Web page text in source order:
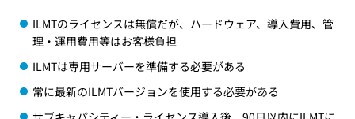
ILMTのライセンスは無償だが、ハードウェア、導入費用、管
理・運用費用等はお客様負担
ILMTは専用サーバーを準備する必要がある
常に最新のILMTバージョンを使用する必要がある